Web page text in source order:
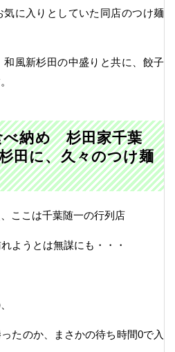
に入りとしていた同店のつけ麺
風新杉田の中盛りと共に、餃子
べ納め 杉田家千葉
田に、久々のつけ麺
ここは千葉随一の行列店
ようとは無謀にも・・・
たのか、まさかの待ち時間0で入